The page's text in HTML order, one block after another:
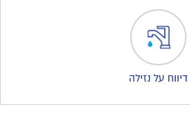
דיווח על נזילה